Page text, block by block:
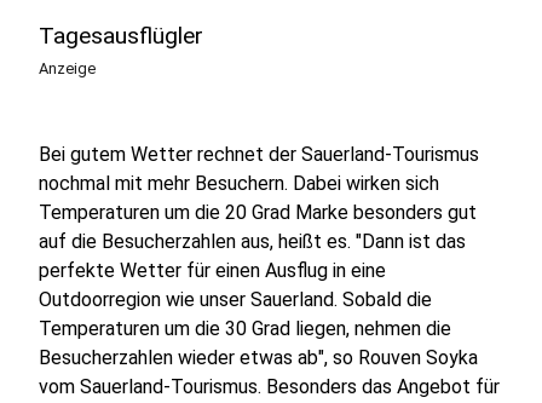
Tagesausflügler
Anzeige
Bei gutem Wetter rechnet der Sauerland-Tourismus
nochmal mit mehr Besuchern. Dabei wirken sich
Temperaturen um die 20 Grad Marke besonders gut
auf die Besucherzahlen aus, heißt es. "Dann ist das
perfekte Wetter für einen Ausflug in eine
Outdoorregion wie unser Sauerland. Sobald die
Temperaturen um die 30 Grad liegen, nehmen die
Besucherzahlen wieder etwas ab", so Rouven Soyka
vom Sauerland-Tourismus. Besonders das Angebot für